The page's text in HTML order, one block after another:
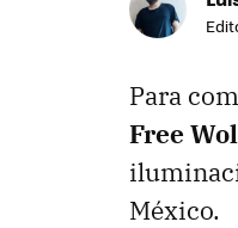
Para
Free
México.